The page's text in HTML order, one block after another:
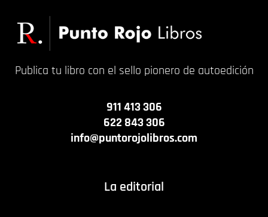
Publica tu libro con el sello pionero de autoedición
911 413 306
622 843 306
info@puntorojolibros.com
La editorial